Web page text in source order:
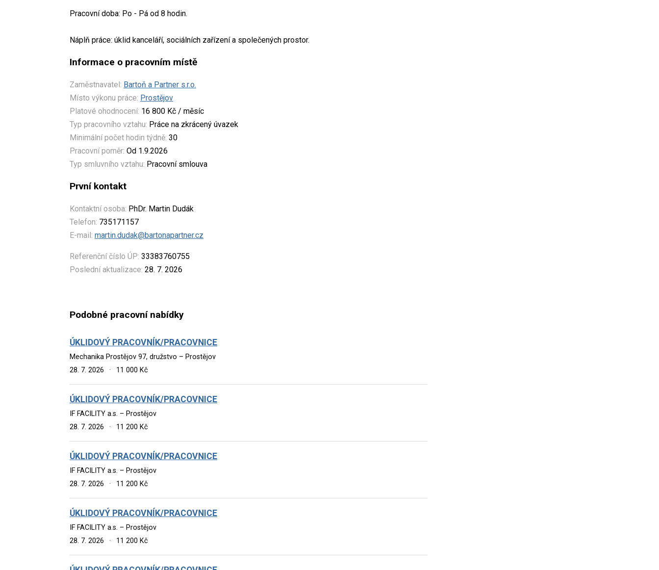
Pracovní doba: Po - Pá od 8 hodin.
Náplň práce: úklid kanceláří, sociálních zařízení a společených prostor.
Informace o pracovním místě
Zaměstnavatel: Bartoň a Partner s.r.o.
Místo výkonu práce: Prostějov
Platové ohodnocení: 16 800 Kč / měsíc
Typ pracovního vztahu: Práce na zkrácený úvazek
Minimální počet hodin týdně: 30
Pracovní poměr: Od 1.9.2026
Typ smluvního vztahu: Pracovní smlouva
První kontakt
Kontaktní osoba: PhDr. Martin Dudák
Telefon: 735171157
E-mail: martin.dudak@bartonapartner.cz
Referenční číslo ÚP: 33383760755
Poslední aktualizace: 28. 7. 2026
Podobné pracovní nabídky
ÚKLIDOVÝ PRACOVNÍK/PRACOVNICE
Mechanika Prostějov 97, družstvo – Prostějov
28. 7. 2026
· 11 000 Kč
ÚKLIDOVÝ PRACOVNÍK/PRACOVNICE
IF FACILITY a.s. – Prostějov
28. 7. 2026
· 11 200 Kč
ÚKLIDOVÝ PRACOVNÍK/PRACOVNICE
IF FACILITY a.s. – Prostějov
28. 7. 2026
· 11 200 Kč
ÚKLIDOVÝ PRACOVNÍK/PRACOVNICE
IF FACILITY a.s. – Prostějov
28. 7. 2026
· 11 200 Kč